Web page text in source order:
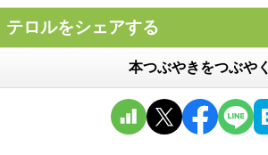
テロルをシェアする
本つぶやきをつぶやく